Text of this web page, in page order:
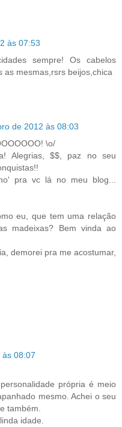
às 07:53
sempre! Os cabelos
as mesmas,rsrs beijos,chica
de 2012 às 08:03
\o/
Alegrias, $$, paz no seu
pra vc lá no meu blog...
eu, que tem uma relação
madeixas? Bem vinda ao
demorei pra me acostumar,
08:07
própria é meio
mesmo. Achei o seu
também.
idade.